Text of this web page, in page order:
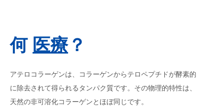
何 医療？
アテロコラーゲンは、コラーゲンからテロペプチドが酵素的
に除去されて得られるタンパク質です。その物理的特性は、
天然の非可溶化コラーゲンとほぼ同じです。